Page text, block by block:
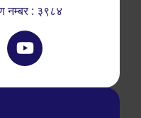
नम्बर : ३९८४